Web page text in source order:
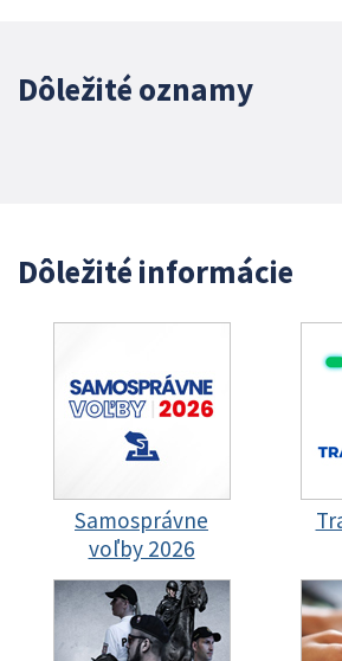
Dôležité oznamy
Dôležité informácie
Samosprávne
voľby 2026